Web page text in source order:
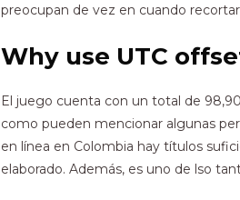
preocupan de vez en cuando
Why use UTC
El juego cuenta con un total de
como pueden mencionar algunas
en línea en Colombia hay títulos
elaborado. Además, es uno de lso